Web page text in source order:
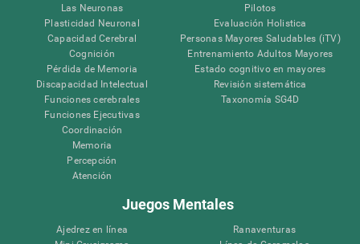
Las Neuronas
Plasticidad Neuronal
Capacidad Cerebral
Cognición
Pérdida de Memoria
Discapacidad Intelectual
Funciones cerebrales
Funciones Ejecutivas
Coordinación
Memoria
Percepción
Atención
Pilotos
Evaluación Holistica
Personas Mayores Saludables (iTV)
Entrenamiento Adultos Mayores
Estado cognitivo en mayores
Revisión sistemática
Taxonomía SG4D
Juegos Mentales
Ajedrez en línea
Ranaventuras